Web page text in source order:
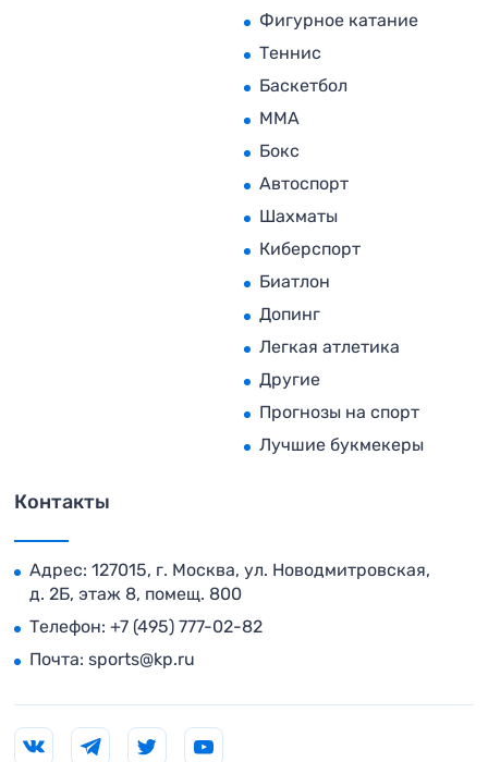
Фигурное катание
Теннис
Баскетбол
MMA
Бокс
Автоспорт
Шахматы
Киберспорт
Биатлон
Допинг
Легкая атлетика
Другие
Прогнозы на спорт
Лучшие букмекеры
Контакты
Адрес: 127015, г. Москва, ул. Новодмитровская,
д. 2Б, этаж 8, помещ. 800
Телефон: +7 (495) 777-02-82
Почта: sports@kp.ru